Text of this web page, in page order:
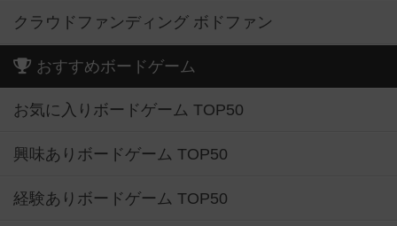
クラウドファンディング ボドファン
おすすめボードゲーム
お気に入りボードゲーム TOP50
興味ありボードゲーム TOP50
経験ありボードゲーム TOP50